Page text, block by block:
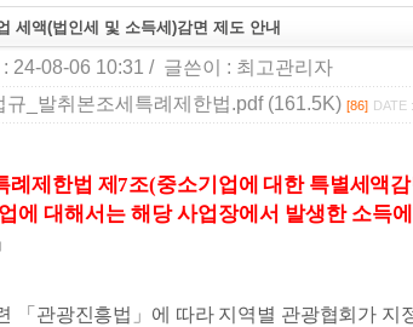
세액(법인세 및 소득세)감면 제도 안내
24-08-06 10:31 / 글쓴이 : 최고관리자
규_발취본조세특례제한법.pdf (161.5K) [86] DATE
례제한법 제 7조(중소기업에 대한 특별세액
에 대해서는 해당 사업장에서 발생한 소득
「 관광진흥법 」 에 따라 지역별 관광협회가 지